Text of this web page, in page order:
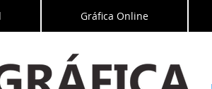
Gráfica Online